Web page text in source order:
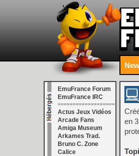
EmuFrance Forum
EmuFrance IRC
===================
Actus Jeux Vidéos
Arcade Fans
Amiga Museum
Arkames Trad.
Bruno C. Zone
Calice
en